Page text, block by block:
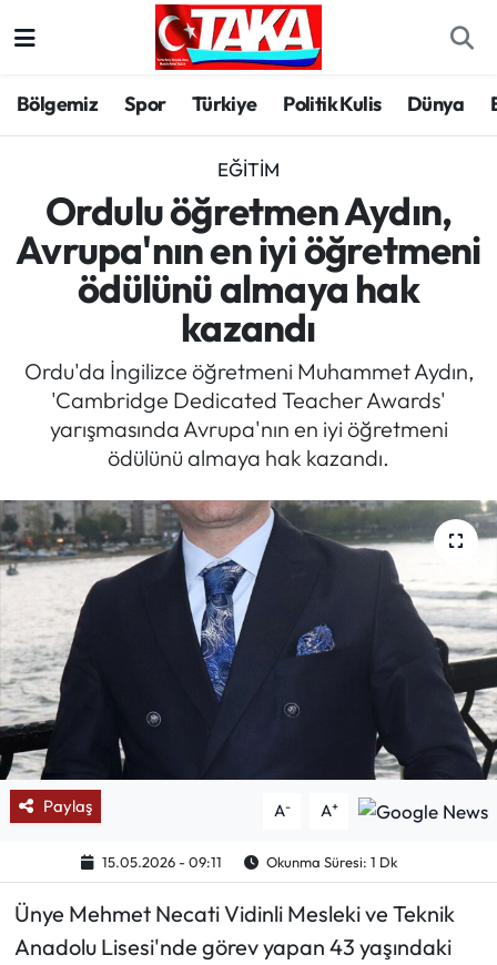
Bölgemiz Spor Türkiye Politik Kulis Dünya
EĞITIM
Ordulu öğretmen Aydın,
Avrupa'nın en iyi öğretmeni
ödülünü almaya hak
kazandı
Ordu'da İngilizce öğretmeni Muhammet Aydın,
'Cambridge Dedicated Teacher Awards'
yarışmasında Avrupa'nın en iyi öğretmeni
ödülünü almaya hak kazandı.
Paylaş A- A+
15.05.2026 - 09:11 Okunma Süresi: 1 Dk
Ünye Mehmet Necati Vidinli Mesleki ve Teknik
Anadolu Lisesi'nde görev yapan 43 yaşındaki
Spor
Türkiye
Kültür/Sanat
Politika
Politik Kulis
Dünya
Mektup Galeri
Röportaj
Manşet
Köşe Yazıları
Karikatür Galeri
BIK
ASTROLOJİ
Trabzon Hava Durumu
Trabzon Trafik Yoğunluk Haritası
Süper Lig Puan Durumu ve Fikstür
Tüm Manşetler
Son Dakika Haberleri
Haber Arşivi